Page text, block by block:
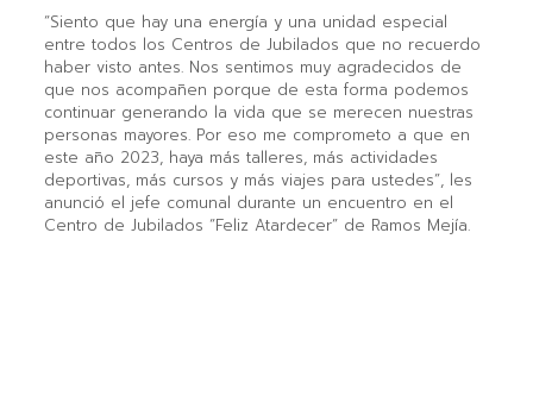
“Siento que hay una energía y una unidad especial
entre todos los Centros de Jubilados que no recuerdo
haber visto antes. Nos sentimos muy agradecidos de
que nos acompañen porque de esta forma podemos
continuar generando la vida que se merecen nuestras
personas mayores. Por eso me comprometo a que en
este año 2023, haya más talleres, más actividades
deportivas, más cursos y más viajes para ustedes”, les
anunció el jefe comunal durante un encuentro en el
Centro de Jubilados “Feliz Atardecer” de Ramos Mejía.